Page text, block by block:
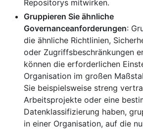
Repositorys mitwirken.
Gruppieren Sie ähnliche
Governanceanforderungen:
die ähnliche Richtlinien,
oder Zugriffsbeschränkungen
können die erforderlichen
Organisation im großen
Sie beispielsweise streng
Arbeitsprojekte oder eine
Datenklassifizierung haben,
in einer Organisation, auf die